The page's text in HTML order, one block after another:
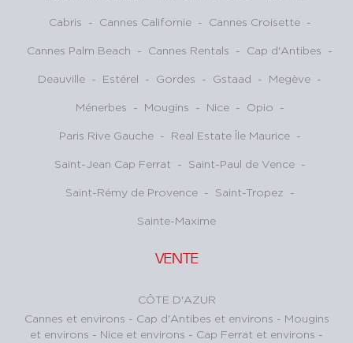
VENTE
CÔTE D'AZUR
Cannes et environs - Cap d'Antibes et environs - Mougins
et environs - Nice et environs - Cap Ferrat et environs -
Cabris - Cannes Californie - Cannes Croisette -
Cannes Palm Beach - Cannes Rentals - Cap d'Antibes -
Deauville - Estérel - Gordes - Gstaad - Megève -
Ménerbes - Mougins - Nice - Opio -
Paris Rive Gauche - Real Estate Île Maurice -
Saint-Jean Cap Ferrat - Saint-Paul de Vence -
Saint-Rémy de Provence - Saint-Tropez -
Sainte-Maxime